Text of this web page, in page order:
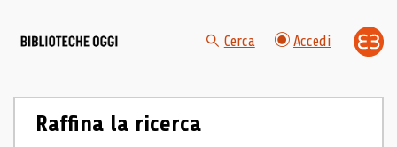
Cerca Accedi
Raffina la ricerca